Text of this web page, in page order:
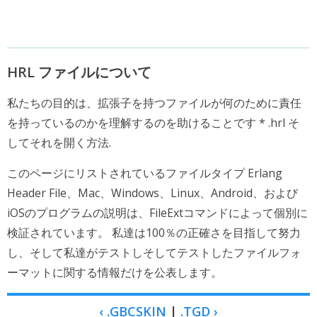
HRL ファイルについて
私たちの目的は、拡張子を持つファイルが何のために責任
を持っているのかを理解するのを助けることです * .hrl そ
してそれを開く方法.
このページにリストされているファイルタイプ Erlang
Header File、Mac、Windows、Linux、Android、および
iOSのプログラムの説明は、FileExtコマンドによって個別に
検証されています。 私達は100％の正確さを目指して努力
し、そして私達がテストしそしてテストしたファイルフォ
ーマットに関する情報だけを公表します。
‹ .GBCSKIN | .TGD ›